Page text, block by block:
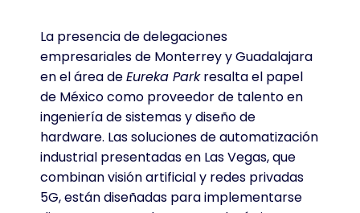
La presencia de delegaciones
empresariales de Monterrey y Guadalajara
en el área deEureka Parkresalta el papel
de México como proveedor de talento en
ingeniería de sistemas y diseño de
hardware. Las soluciones de automatización
industrial presentadas en Las Vegas, que
combinan visión artificial y redes privadas
5G, están diseñadas para implementarse